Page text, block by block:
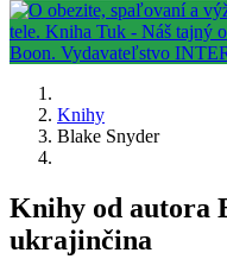
Knihy
Blake Snyder
Knihy od autora
ukrajinčina